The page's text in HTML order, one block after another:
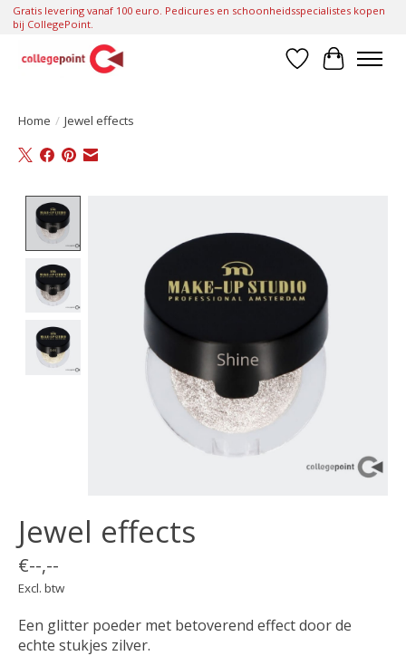
Gratis levering vanaf 100 euro. Pedicures en schoonheidsspecialistes kopen
bij CollegePoint.
Verlanglijst
Home / Jewel effects
Jewel effects
€--,--
Excl. btw
Een glitter poeder met betoverend effect door de
echte stukjes zilver.